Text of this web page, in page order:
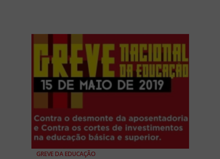
GREVE DA EDUCAÇÃO